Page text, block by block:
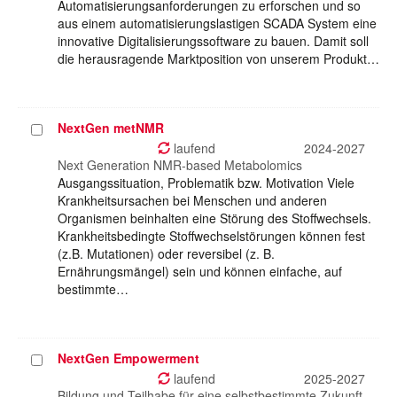
Automatisierungsanforderungen zu erforschen und so
aus einem automatisierungslastigen SCADA System eine
innovative Digitalisierungssoftware zu bauen. Damit soll
die herausragende Marktposition von unserem Produkt…
ProjektNextGen metNMR
laufend
2024-2027
Next Generation NMR-based Metabolomics
Ausgangssituation, Problematik bzw. Motivation Viele
Krankheitsursachen bei Menschen und anderen
Organismen beinhalten eine Störung des Stoffwechsels.
Krankheitsbedingte Stoffwechselstörungen können fest
(z.B. Mutationen) oder reversibel (z. B.
Ernährungsmängel) sein und können einfache, auf
bestimmte…
ProjektNextGen Empowerment
laufend
2025-2027